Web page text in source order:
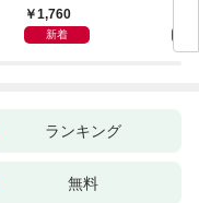
1,760
新着
ランキング
無料